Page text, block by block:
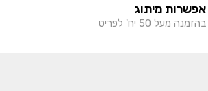
אפשרות מיתוג
בהזמנה מעל 50 יח' לפריט